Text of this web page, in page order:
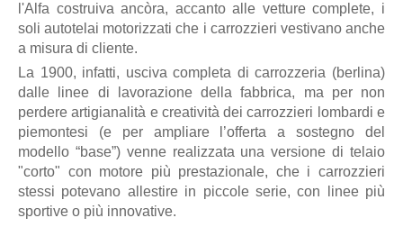
l'Alfa costruiva ancòra, accanto alle vetture complete, i
soli autotelai motorizzati che i carrozzieri vestivano anche
a misura di cliente.
La 1900, infatti, usciva completa di carrozzeria (berlina)
dalle linee di lavorazione della fabbrica, ma per non
perdere artigianalità e creatività dei carrozzieri lombardi e
piemontesi (e per ampliare l’offerta a sostegno del
modello “base”) venne realizzata una versione di telaio
"corto" con motore più prestazionale, che i carrozzieri
stessi potevano allestire in piccole serie, con linee più
sportive o più innovative.